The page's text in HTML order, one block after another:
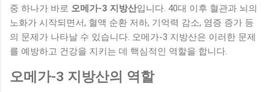
중 하나가 바로 오메가-3 지방산입니다. 40대 이후 혈관과 뇌의
노화가 시작되면서, 혈액 순환 저하, 기억력 감소, 염증 증가 등
의 문제가 나타날 수 있습니다. 오메가-3 지방산은 이러한 문제
를 예방하고 건강을 지키는 데 핵심적인 역할을 합니다.
오메가-3 지방산의 역할